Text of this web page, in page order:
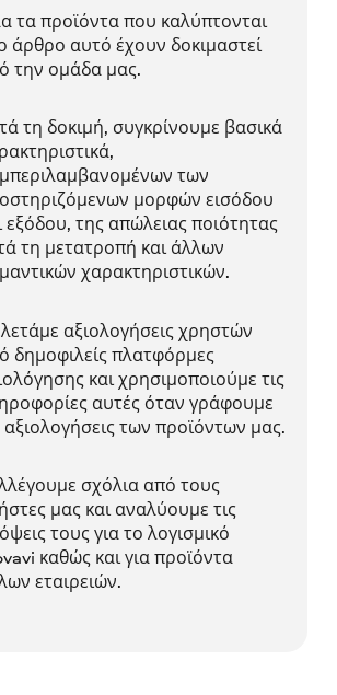
τα προϊόντα που καλύπτονται
άρθρο αυτό έχουν δοκιμαστεί
την ομάδα μας.
τη δοκιμή, συγκρίνουμε βασικά
των
μορφών εισόδου
εξόδου, της απώλειας ποιότητας
τη μετατροπή και άλλων
χαρακτηριστικών.
αξιολογήσεις χρηστών
δημοφιλείς πλατφόρμες
και χρησιμοποιούμε τις
αυτές όταν γράφουμε
αξιολογήσεις των προϊόντων μας.
σχόλια από τους
μας και αναλύουμε τις
τους για το λογισμικό
καθώς και για προϊόντα
εταιρειών.